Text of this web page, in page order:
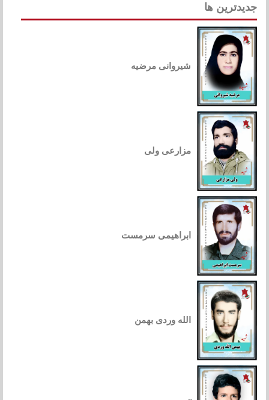
جدیدترین ها
شیروانی مرضیه
مزارعی ولی
ابراهیمی سرمست
الله وردی بهمن